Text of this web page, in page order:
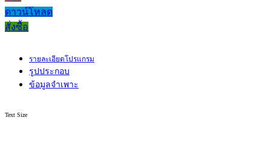
ดาวน์โหลด
สั่งซื้อ
รายละเอียดโปรแกรม
รูปประกอบ
ข้อมูลจำเพาะ
Text Size